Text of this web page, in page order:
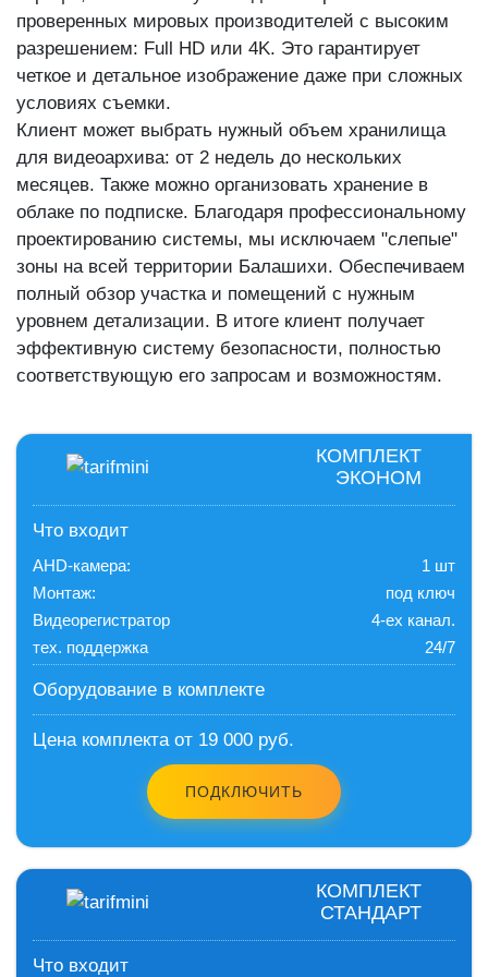
проверенных мировых производителей с высоким
разрешением: Full HD или 4K. Это гарантирует
четкое и детальное изображение даже при сложных
условиях съемки.
Клиент может выбрать нужный объем хранилища
для видеоархива: от 2 недель до нескольких
месяцев. Также можно организовать хранение в
облаке по подписке. Благодаря профессиональному
проектированию системы, мы исключаем "слепые"
зоны на всей территории Балашихи. Обеспечиваем
полный обзор участка и помещений с нужным
уровнем детализации. В итоге клиент получает
эффективную систему безопасности, полностью
соответствующую его запросам и возможностям.
КОМПЛЕКТ
ЭКОНОМ
Что входит
AHD-камера:
1 шт
Монтаж:
под ключ
Видеорегистратор
4-ех канал.
тех. поддержка
24/7
Оборудование в комплекте
Цена комплекта от 19 000 руб.
ПОДКЛЮЧИТЬ
КОМПЛЕКТ
СТАНДАРТ
Что входит